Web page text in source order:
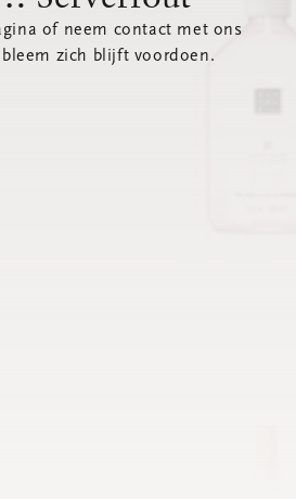
of neem contact met ons
zich blijft voordoen.